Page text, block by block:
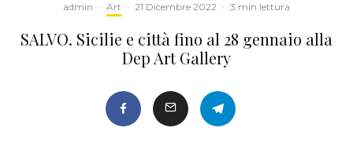
admin · Art · 21 Dicembre 2022 · 3 min lettura
SALVO. Sicilie e città fino al 28 gennaio alla
Dep Art Gallery